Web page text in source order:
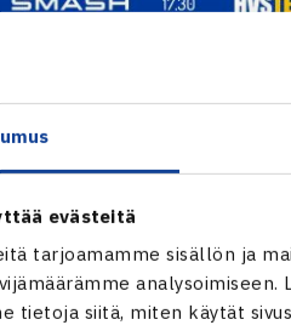
evästeitä
tarjoamamme sisällön ja
tietoja siitä, miten käytät